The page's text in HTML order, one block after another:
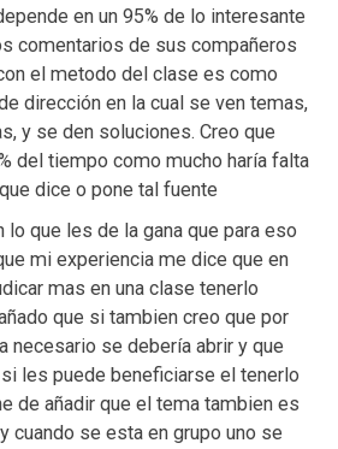
en un 95% de lo interesante
comentarios de sus compañeros
el metodo del clase es como
dirección en la cual se ven temas,
y se den soluciones. Creo que
del tiempo como mucho haría falta
dice o pone tal fuente
lo que les de la gana que para eso
mi experiencia me dice que en
mas en una clase tenerlo
que si tambien creo que por
necesario se debería abrir y que
les puede beneficiarse el tenerlo
de añadir que el tema tambien es
cuando se esta en grupo uno se